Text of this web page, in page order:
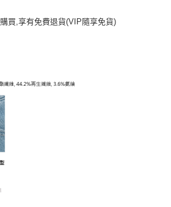
買,享有免費退貨(VIP隨享免貨)